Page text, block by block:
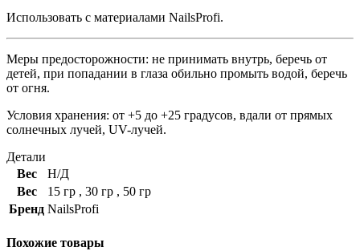
Использовать с материалами NailsProfi.
Меры предосторожности: не принимать внутрь, беречь от
детей, при попадании в глаза обильно промыть водой, беречь
от огня.
Условия хранения: от +5 до +25 градусов, вдали от прямых
солнечных лучей, UV-лучей.
Детали
Вес
Н/Д
Вес
15 гр , 30 гр , 50 гр
Бренд NailsProfi
Похожие товары